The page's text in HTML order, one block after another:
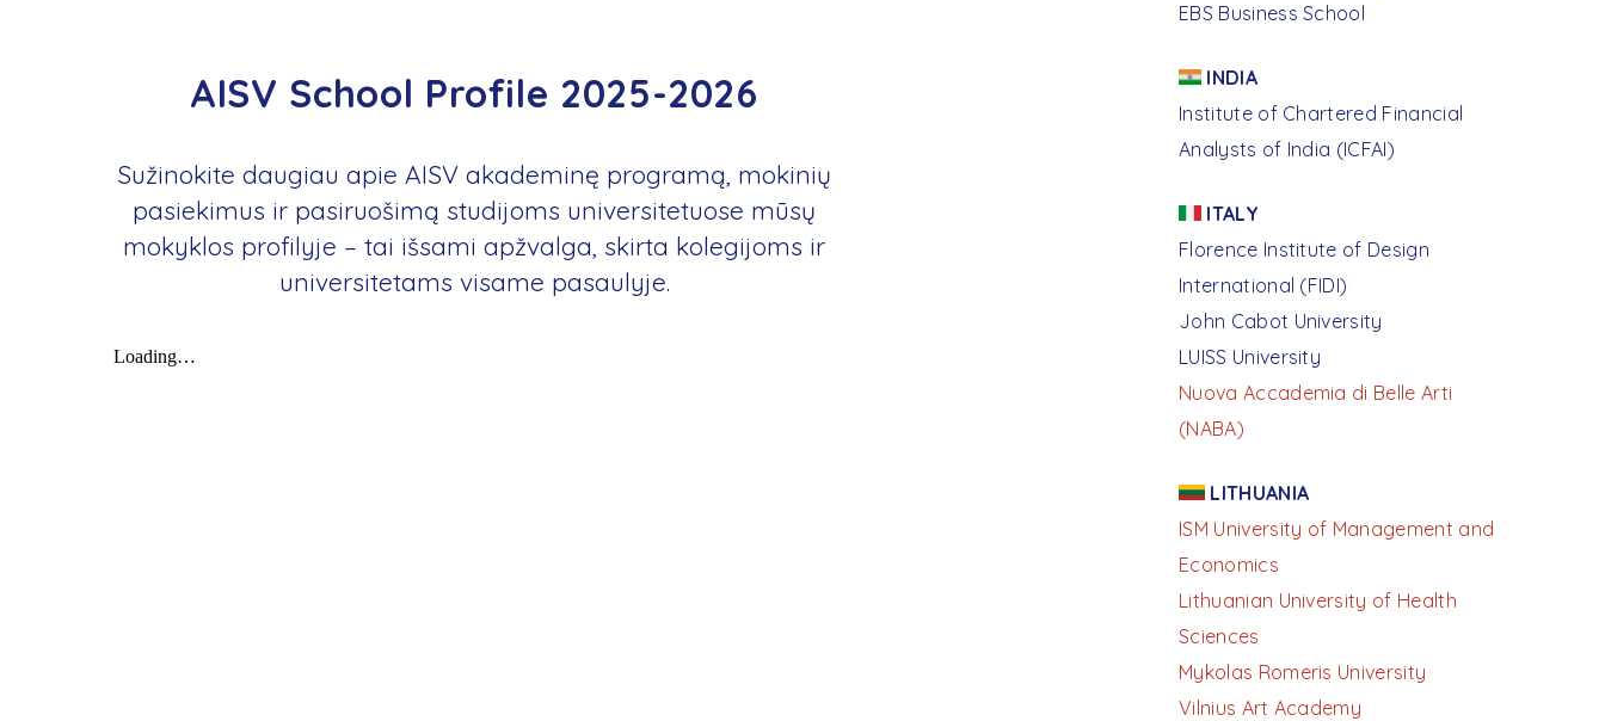
AISV School Profile 2025-2026
Sužinokite daugiau apie AISV akademinę programą, mokinių
pasiekimus ir pasiruošimą studijoms universitetuose mūsų
mokyklos profilyje – tai išsami apžvalga, skirta kolegijoms ir
universitetams visame pasaulyje.
EBS Business School
INDIA
Institute of Chartered Financial
Analysts of India (ICFAI)
ITALY
Florence Institute of Design
International (FIDI)
John Cabot University
LUISS University
Nuova Accademia di Belle Arti
(NABA)
LITHUANIA
ISM University of Management and
Economics
Lithuanian University of Health
Sciences
Mykolas Romeris University
Vilnius Art Academy